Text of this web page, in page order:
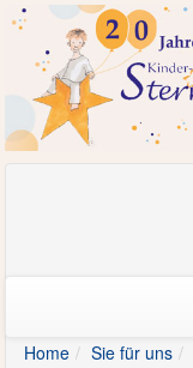
Home
Sie für uns